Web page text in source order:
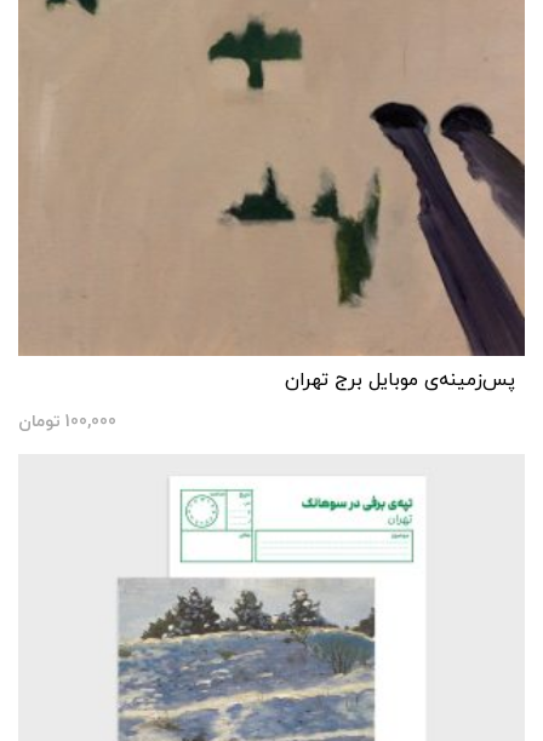
پس‌زمینه‌ی موبایل برج تهران
100,000 تومان